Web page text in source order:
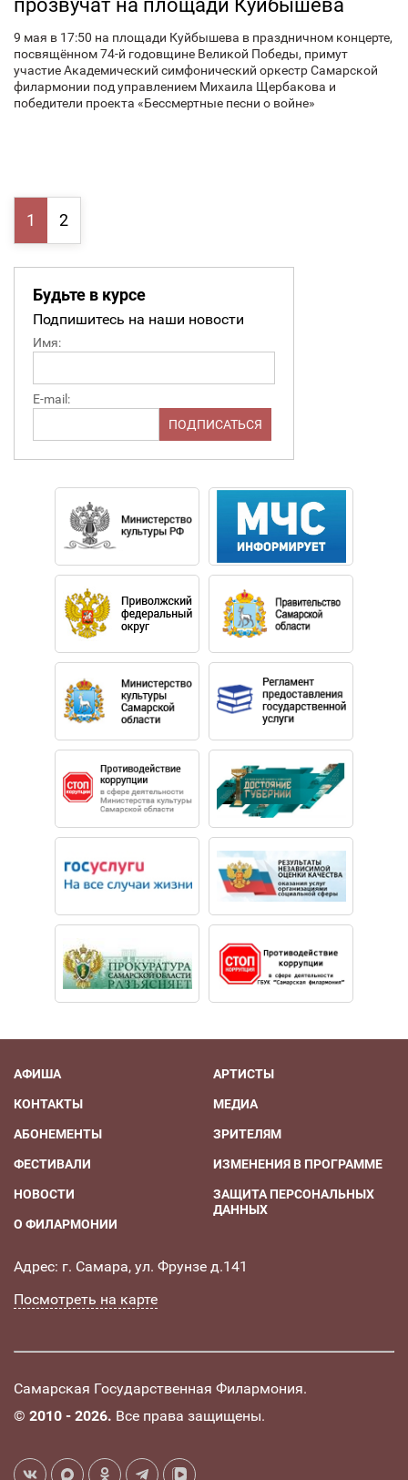
прозвучат на площади Куйбышева
9 мая в 17:50 на площади Куйбышева в праздничном концерте,
посвящённом 74-й годовщине Великой Победы, примут
участие Академический симфонический оркестр Самарской
филармонии под управлением Михаила Щербакова и
победители проекта «Бессмертные песни о войне»
1 2
Будьте в курсе
Подпишитесь на наши новости
Имя:
E-mail:
АФИША
КОНТАКТЫ
АБОНЕМЕНТЫ
ФЕСТИВАЛИ
НОВОСТИ
О ФИЛАРМОНИИ
АРТИСТЫ
МЕДИА
ЗРИТЕЛЯМ
ИЗМЕНЕНИЯ В ПРОГРАММЕ
ЗАЩИТА ПЕРСОНАЛЬНЫХ
ДАННЫХ
Адрес: г. Самара, ул. Фрунзе д.141
Посмотреть на карте
Самарская Государственная Филармония.
© 2010 - 2026. Все права защищены.